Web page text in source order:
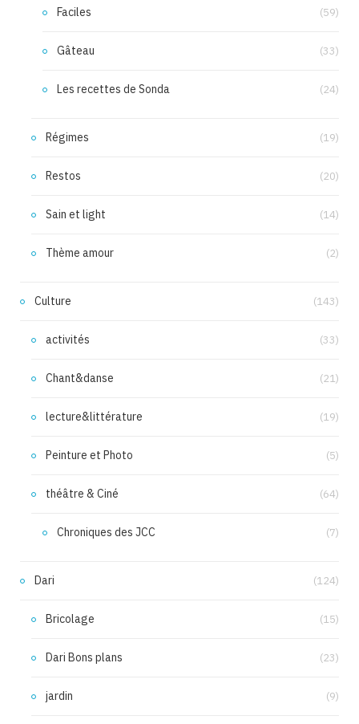
Faciles (59)
Gâteau (33)
Les recettes de Sonda (24)
Régimes (19)
Restos (20)
Sain et light (14)
Thème amour (2)
Culture (143)
activités (33)
Chant&danse (21)
lecture&littérature (19)
Peinture et Photo (5)
théâtre & Ciné (64)
Chroniques des JCC (7)
Dari (124)
Bricolage (15)
Dari Bons plans (23)
jardin (9)